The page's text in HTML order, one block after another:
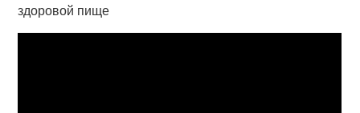
здоровой пище